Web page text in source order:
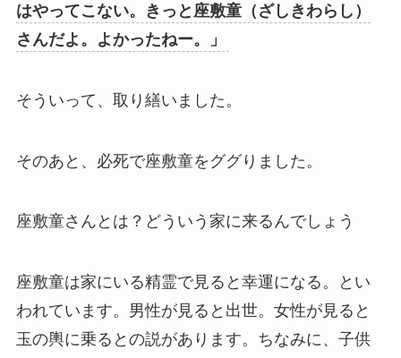
はやってこない。きっと座敷童（ざしきわらし）
さんだよ。よかったねー。」
そういって、取り繕いました。
そのあと、必死で座敷童をググりました。
座敷童さんとは？どういう家に来るんでしょう
座敷童は家にいる精霊で見ると幸運になる。とい
われています。男性が見ると出世。女性が見ると
玉の輿に乗るとの説があります。ちなみに、子供